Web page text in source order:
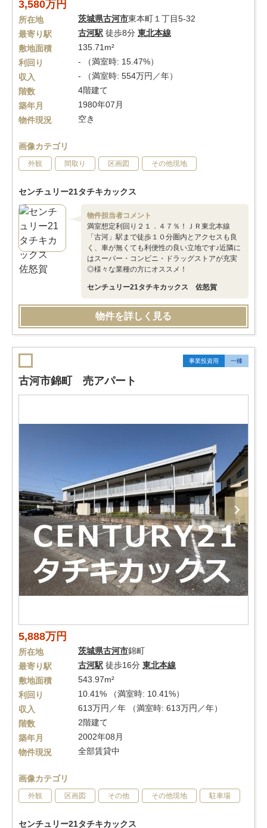
3,580万円
所在地 茨城県古河市東本町１丁目5-32
最寄り駅
古河駅 徒歩8分 東北本線
敷地面積
135.71m²
利回り
- （満室時: 15.47%）
収入
- （満室時: 554万円／年）
階数
4階建て
築年月
1980年07月
物件現況
空き
画像カテゴリ
外観 間取り 区画図 その他現地
センチュリー21タチキカックス
物件担当者コメント
満室想定利回り２１．４７％！ＪＲ東北本線
「古河」駅まで徒歩１０分圏内とアクセスも良
く、車が無くても利便性の良い立地です♪近隣に
はスーパー・コンビニ・ドラッグストアが充実
◎様々な業種の方にオススメ！
センチュリー21タチキカックス 佐怒賀
物件を詳しく見る
事業投資用 一棟
古河市錦町 売アパート
5,888万円
所在地 茨城県古河市錦町
最寄り駅
古河駅 徒歩16分 東北本線
敷地面積
543.97m²
利回り
10.41% （満室時: 10.41%）
収入
613万円／年 （満室時: 613万円／年）
階数
2階建て
築年月
2002年08月
物件現況
全部賃貸中
画像カテゴリ
外観 区画図 その他 その他現地 駐車場
センチュリー21タチキカックス